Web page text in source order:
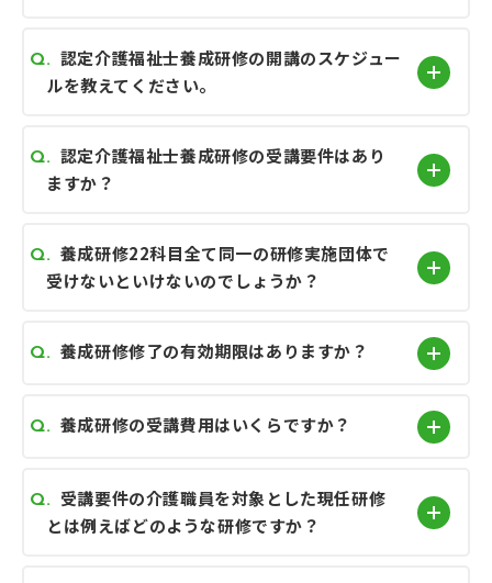
認定介護福祉士養成研修の開講のスケジュー
ルを教えてください。
認定介護福祉士養成研修の受講要件はあり
ますか？
養成研修22科目全て同一の研修実施団体で
受けないといけないのでしょうか？
養成研修修了の有効期限はありますか？
養成研修の受講費用はいくらですか？
受講要件の介護職員を対象とした現任研修
とは例えばどのような研修ですか？